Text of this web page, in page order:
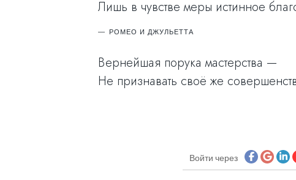
Лишь в чувстве меры истинное
РОМЕО И ДЖУЛЬЕТТА
Вернейшая порука мастерства —
Не признавать своё же
Войти через